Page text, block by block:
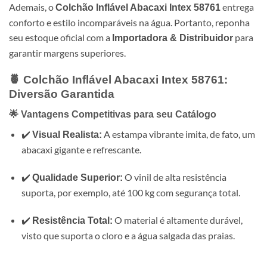
Ademais, oColchão Inflável Abacaxi Intex 58761entrega
conforto e estilo incomparáveis na água. Portanto, reponha
seu estoque oficial com a Importadora & Distribuidor para
garantir margens superiores.
🍍 Colchão Inflável Abacaxi Intex 58761:
Diversão Garantida
🌟 Vantagens Competitivas para seu Catálogo
✔️ Visual Realista: A estampa vibrante imita, de fato, um
abacaxi gigante e refrescante.
✔️ Qualidade Superior: O vinil de alta resistência
suporta, por exemplo, até 100 kg com segurança total.
✔️ Resistência Total: O material é altamente durável,
visto que suporta o cloro e a água salgada das praias.